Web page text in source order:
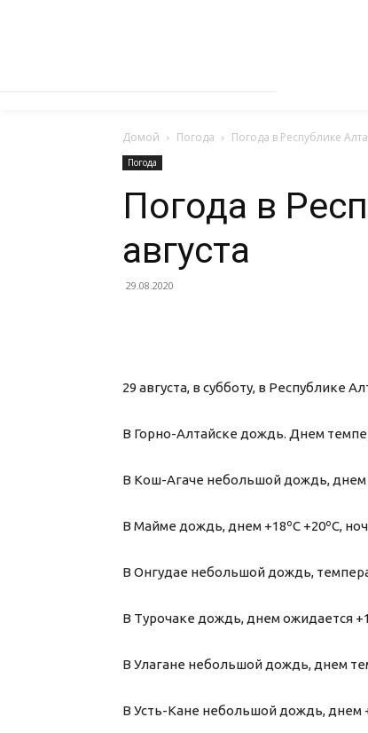
Домой Погода Погода в Республике
Погода
Погода в
августа
29.08.2020
29 августа, в субботу, в Республике
В Горно-Алтайске дождь. Днем
В Кош-Агаче небольшой дождь, днем
В Майме дождь, днем +18ºС +20ºС,
В Онгудае небольшой дождь,
В Турочаке дождь, днем ожидается
В Улагане небольшой дождь, днем
В Усть-Кане небольшой дождь, днем